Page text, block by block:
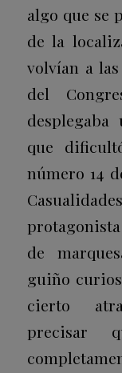
algo que se
de la
volvían a
del
que
número 14
de
guiño
cierto
precisar